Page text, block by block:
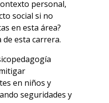
personal,
social si no
en esta área?
esta carrera.
en niños y
seguridades y